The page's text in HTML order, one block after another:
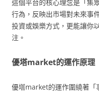
這個平台的核心理念是「集
行為，反映出市場對未來事
投資或娛樂方式，更能讓你
注。
優塔market的運作原理
優塔market的運作圍繞著「